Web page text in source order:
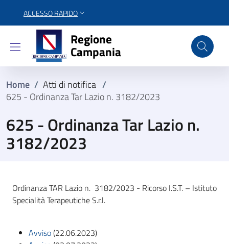
ACCESSO RAPIDO
Regione Campania
Regione
Campania
Home / Atti di notifica /
625 - Ordinanza Tar Lazio n. 3182/2023
625 - Ordinanza Tar Lazio n.
3182/2023
Ordinanza TAR Lazio n. 3182/2023 - Ricorso I.S.T. – Istituto
Specialità Terapeutiche S.r.l.
Avviso(22.06.2023)